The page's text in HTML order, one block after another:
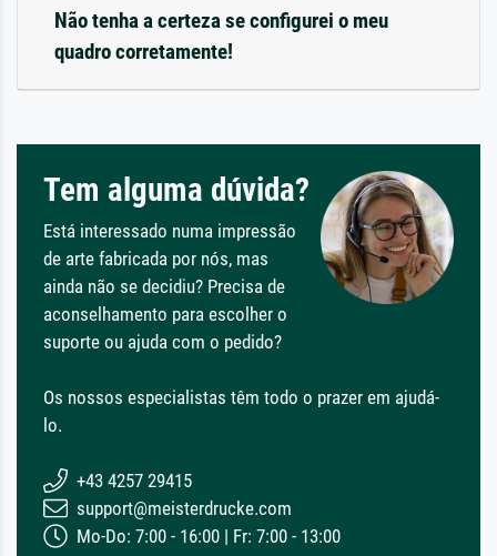
Não tenha a certeza se configurei o meu
quadro corretamente!
Tem alguma dúvida?
Está interessado numa impressão
de arte fabricada por nós, mas
ainda não se decidiu? Precisa de
aconselhamento para escolher o
suporte ou ajuda com o pedido?
Os nossos especialistas têm todo o prazer em ajudá-
lo.
+43 4257 29415
support@meisterdrucke.com
Mo-Do: 7:00 - 16:00 | Fr: 7:00 - 13:00